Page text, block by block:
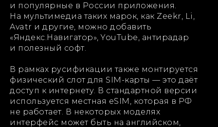
и популярные в России приложения.
На мультимедиа таких марок, как Zeekr, Li,
Avatr и другие, можно добавить
«Яндекс.Навигатор», YouTube, антирадар
и полезный софт.
В рамках русификации также монтируется
физический слот для SIM-карты — это даёт
доступ к интернету. В стандартной версии
используется местная eSIM, которая в РФ
не работает. В некоторых моделях
интерфейс может быть на английском,